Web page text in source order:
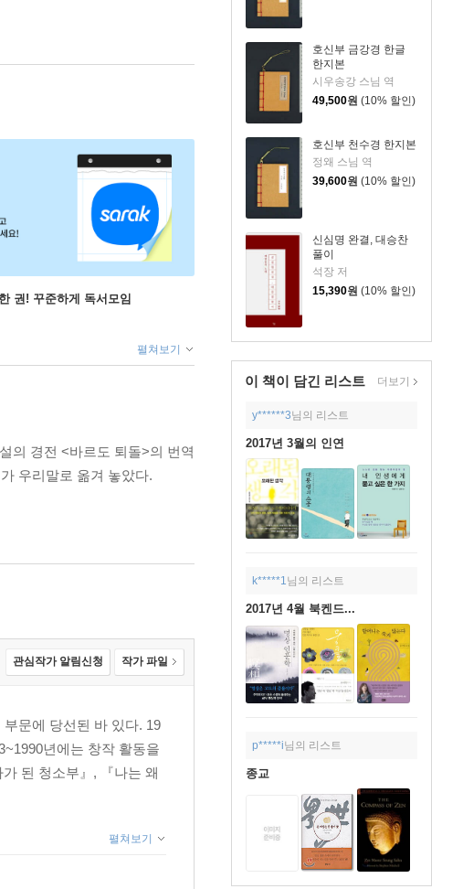
호신부 금강경 한글
한지본
시우송강 스님 역
49,500원 (10% 할인)
호신부 천수경 한지본
정왜 스님 역
39,600원 (10% 할인)
신심명 완결, 대승찬
풀이
석장 저
15,390원 (10% 할인)
이 책이 담긴 리스트 더보기
y******3님의 리스트
2017년 3월의 인연
k*****1님의 리스트
2017년 4월 북켄드...
p*****i님의 리스트
종교
권! 꾸준하게 독서모임
펼쳐보기
의 경전 <바르도 퇴돌>의 번역
우리말로 옮겨 놓았다.
관심작가 알림신청 작가 파일
문에 당선된 바 있다. 19
년에는 창작 활동을
된 청소부』, 『나는 왜
펼쳐보기